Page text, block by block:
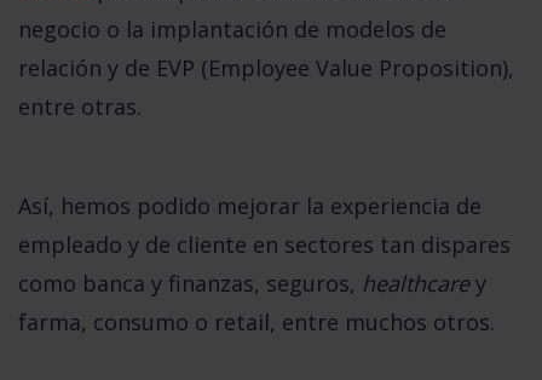
negocio o la implantación de modelos de
relación y de EVP (Employee Value Proposition),
entre otras.
Así, hemos podido mejorar la experiencia de
empleado y de cliente en sectores tan dispares
como banca y finanzas, seguros, healthcarey
farma, consumo o retail, entre muchos otros.